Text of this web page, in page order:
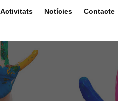
Activitats Notícies Contacte